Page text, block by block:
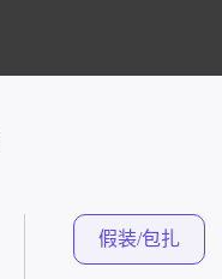
假装/包扎